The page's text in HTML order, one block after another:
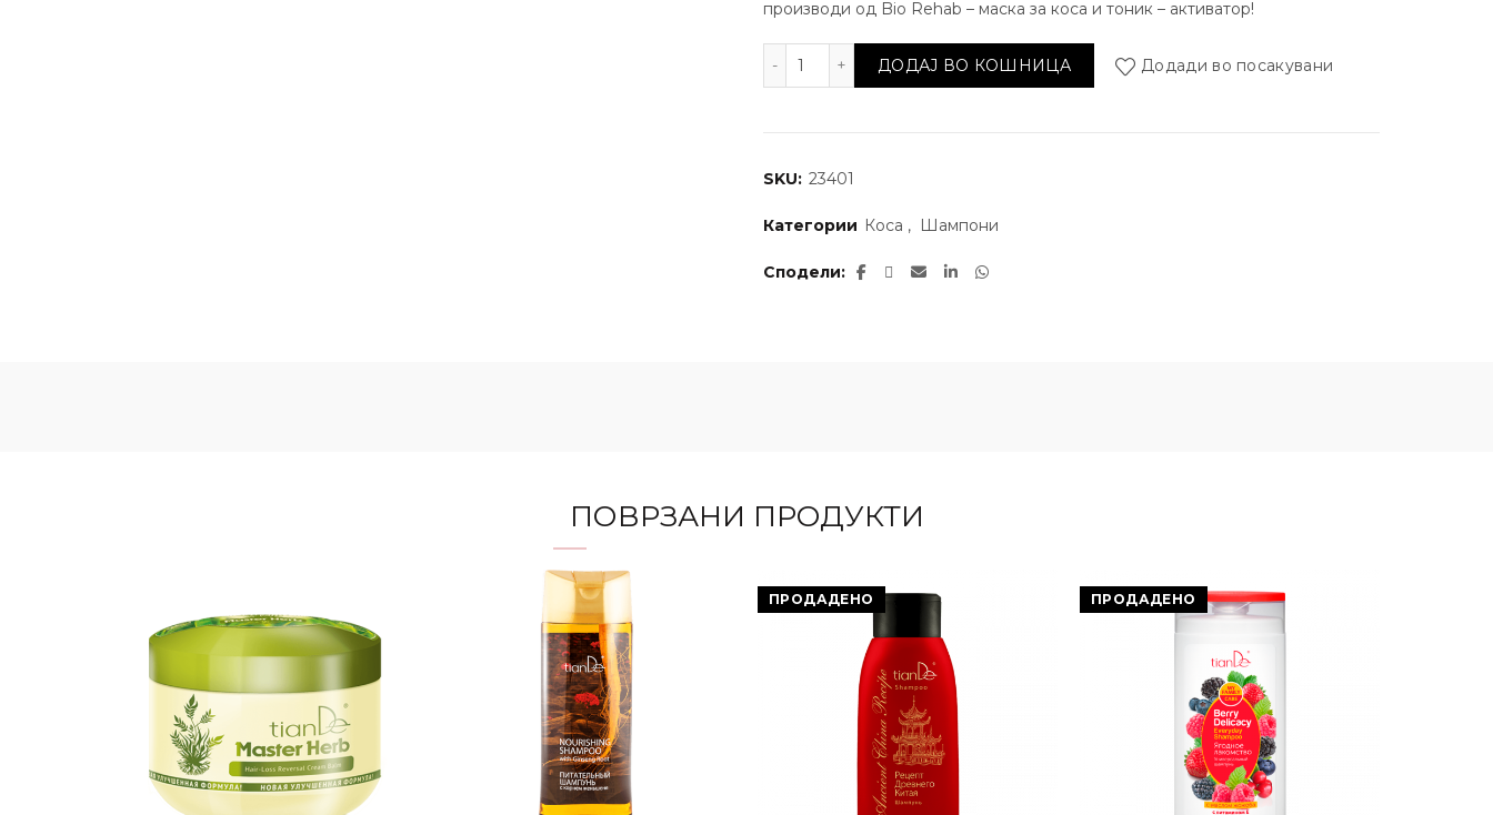
производи од Bio Rehab – маска за коса и тоник – активатор!
Шампон активатор за раст на косата количина
ДОДАЈ ВО КОШНИЦА Додади во посакувани
SKU: 23401
Категории Коса , Шампони
Сподели
ПОВРЗАНИ ПРОДУКТИ
ПРОДАДЕНО ПРОДАДЕНО